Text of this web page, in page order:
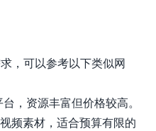
，可以参考以下类似网
，资源丰富但价格较高。
频素材，适合预算有限的